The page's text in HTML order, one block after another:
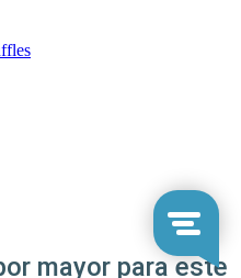
mayor para este